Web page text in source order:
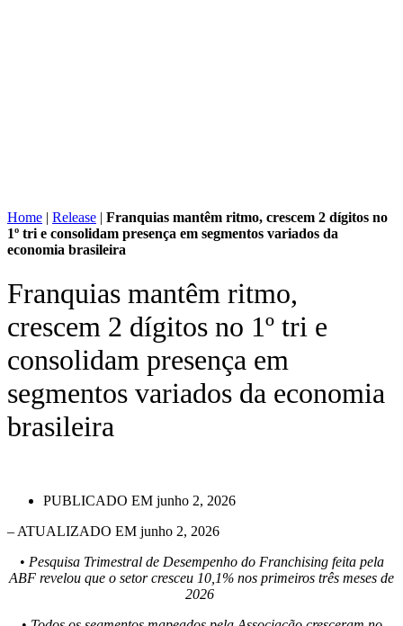
Home | Release | Franquias mantêm ritmo, crescem 2 dígitos no
1º tri e consolidam presença em segmentos variados da
economia brasileira
Franquias mantêm ritmo,
crescem 2 dígitos no 1º tri e
consolidam presença em
segmentos variados da economia
brasileira
PUBLICADO EM junho 2, 2026
– ATUALIZADO EM junho 2, 2026
• Pesquisa Trimestral de Desempenho do Franchising feita pela
ABF revelou que o setor cresceu 10,1% nos primeiros três meses de
2026